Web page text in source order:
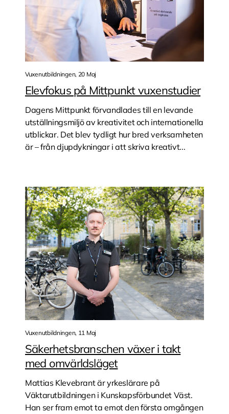
Vuxenutbildningen, 20 Maj
Elevfokus på Mittpunkt vuxenstudier
Dagens Mittpunkt förvandlades till en levande
utställningsmiljö av kreativitet och internationella
utblickar. Det blev tydligt hur bred verksamheten
är – från djupdykningar i att skriva kreativt...
Vuxenutbildningen, 11 Maj
Säkerhetsbranschen växer i takt
med omvärldsläget
Mattias Klevebrant är yrkeslärare på
Väktarutbildningen i Kunskapsförbundet Väst.
Han ser fram emot ta emot den första omgången